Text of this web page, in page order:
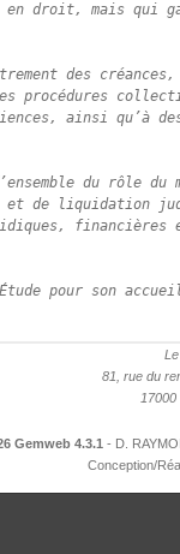
en droit, mais qui
des créances,
procédures
ainsi qu’à
du rôle
et de liquidation
pour son
81, rue du
17000
Gemweb 4.3.1 - D.
Conception/